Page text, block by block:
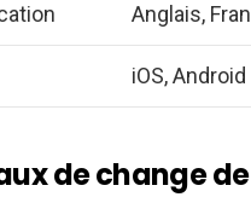
Anglais,
iOS, Android
de change